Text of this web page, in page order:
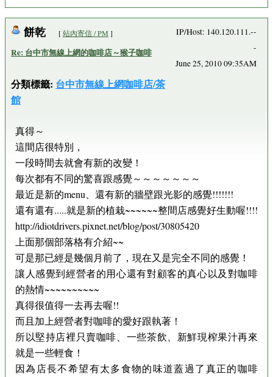
餅乾 [站內寄信 / PM ]
Re: 台中市無線上網的咖啡店～猴子咖啡
分類標籤: 台中市無線上網咖啡店/茶
館
IP/Host: 140.120.111.--
-
June 25, 2010 09:35AM
真得～
這間店很特別，
一段時間去就會有新的改變！
每次都有不同的驚喜跟感覺～～～～～～～
最近是新的menu、還有新的牆壁跟光影的感覺!!!!!!!
還有還有.....就是新的植栽~~~~~~整間店感覺好生動喔!!!!
http://idiotdrivers.pixnet.net/blog/post/30805420
上面那個部落格有介紹~~
可是那已經是幾個月前了，現在又是完全不同的感覺！
讓人感覺到經營者的用心還有對顧客的真心以及對咖啡
的熱情~~~~~~~~~~
真得很值得一去再去喔!!
而且加上經營者對咖啡的愛好跟執著！
所以堅持店裡只賣咖啡、一些茶飲、新鮮現榨果汁再來
就是一些輕食！
因為店長不希望有太多食物的味道蓋過了真正的咖啡